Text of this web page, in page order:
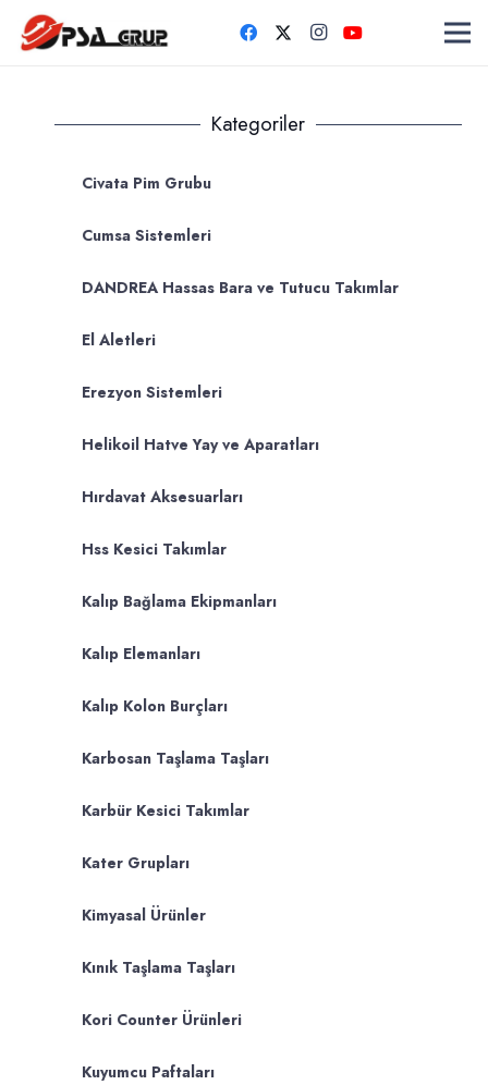
Kategoriler
Civata Pim Grubu
Cumsa Sistemleri
DANDREA Hassas Bara ve Tutucu Takımlar
El Aletleri
Erezyon Sistemleri
Helikoil Hatve Yay ve Aparatları
Hırdavat Aksesuarları
Hss Kesici Takımlar
Kalıp Bağlama Ekipmanları
Kalıp Elemanları
Kalıp Kolon Burçları
Karbosan Taşlama Taşları
Karbür Kesici Takımlar
Kater Grupları
Kimyasal Ürünler
Kınık Taşlama Taşları
Kori Counter Ürünleri
Kuyumcu Paftaları